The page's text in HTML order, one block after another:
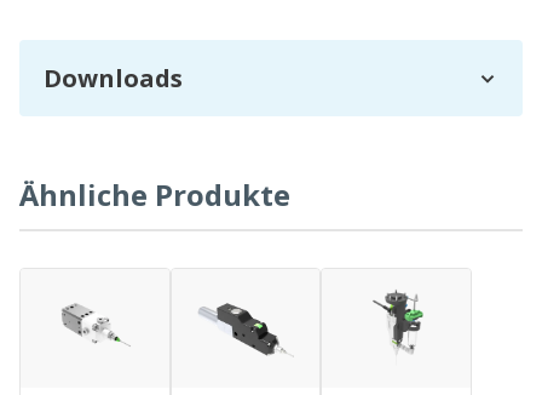
Downloads
Ähnliche Produkte